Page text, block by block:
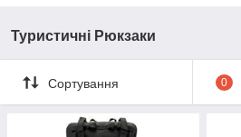
Туристичні Рюкзаки
Сортування 0